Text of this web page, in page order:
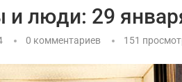
и люди: 29
0 комментариев 151